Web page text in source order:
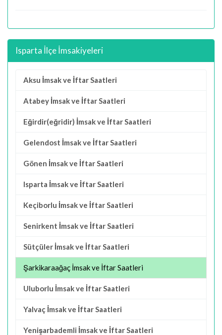
Isparta İlçe İmsakiyeleri
Aksu İmsak ve İftar Saatleri
Atabey İmsak ve İftar Saatleri
Eğirdir(eğridir) İmsak ve İftar Saatleri
Gelendost İmsak ve İftar Saatleri
Gönen İmsak ve İftar Saatleri
Isparta İmsak ve İftar Saatleri
Keçiborlu İmsak ve İftar Saatleri
Senirkent İmsak ve İftar Saatleri
Sütçüler İmsak ve İftar Saatleri
Şarkikaraağaç İmsak ve İftar Saatleri
Uluborlu İmsak ve İftar Saatleri
Yalvaç İmsak ve İftar Saatleri
Yenişarbademli İmsak ve İftar Saatleri